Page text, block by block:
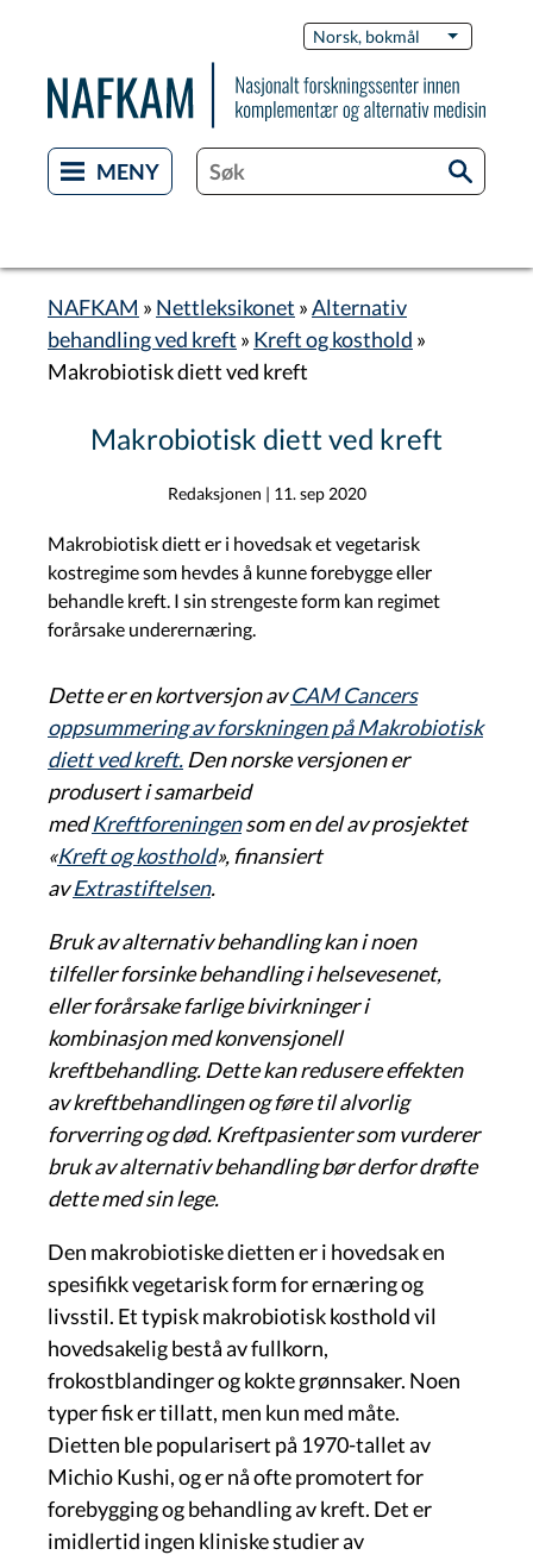
hovedinnhold
Norsk, bokmål List flere
Navigasjonssti
NAFKAM Nettleksikonet
Alternativ
behandling ved kreft
Kreft og kosthold
Makrobiotisk diett ved kreft
Makrobiotisk diett ved kreft
Redaksjonen | 11. sep 2020
Makrobiotisk diett er i hovedsak et vegetarisk
kostregime som hevdes å kunne forebygge eller
behandle kreft. I sin strengeste form kan regimet
forårsake underernæring.
Dette er en kortversjon avCAM Cancers
oppsummering av forskningen på Makrobiotisk
diett ved kreft. Den norske versjonen er
produsert i samarbeid
medKreftforeningensom en del av prosjektet
«Kreft og kosthold», finansiert
avExtrastiftelsen.
Bruk av alternativ behandling kan i noen
tilfeller forsinke behandling i helsevesenet,
eller forårsake farlige bivirkninger i
kombinasjon med konvensjonell
kreftbehandling. Dette kan redusere effekten
av kreftbehandlingen og føre til alvorlig
forverring og død. Kreftpasienter som vurderer
bruk av alternativ behandling bør derfor drøfte
dette med sin lege.
Den makrobiotiske dietten er i hovedsak en
spesifikk vegetarisk form for ernæring og
livsstil. Et typisk makrobiotisk kosthold vil
hovedsakelig bestå av fullkorn,
frokostblandinger og kokte grønnsaker. Noen
typer fisk er tillatt, men kun med måte.
Dietten ble popularisert på 1970-tallet av
Michio Kushi, og er nå ofte promotert for
forebygging og behandling av kreft. Det er
imidlertid ingen kliniske studier av